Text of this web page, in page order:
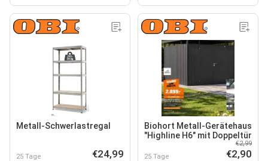
Metall-Schwerlastregal
25 Tage €24,99
Biohort Metall-Gerätehaus
"Highline H6" mit Doppeltür
25 Tage
€2,99
€2,90